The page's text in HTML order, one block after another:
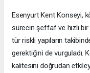
Esenyurt Kent Konseyi,
sürecin şeffaf ve hızlı
tür riskli yapıların
gerektiğini de vurguladı.
kalitesini doğrudan